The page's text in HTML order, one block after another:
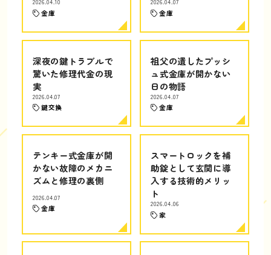
2026.04.10
金庫
2026.04.07
金庫
深夜の鍵トラブルで
驚いた修理代金の現
実
2026.04.07
鍵交換
祖父の遺したプッシ
ュ式金庫が開かない
日の物語
2026.04.07
金庫
テンキー式金庫が開
かない故障のメカニ
ズムと修理の裏側
2026.04.07
金庫
スマートロックを補
助錠として玄関に導
入する技術的メリッ
ト
2026.04.06
家